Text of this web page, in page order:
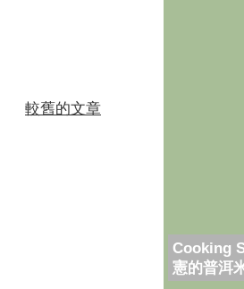
較舊的文章
Cooking
憲的普洱